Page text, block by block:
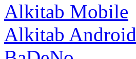
Alkitab Mobile
Alkitab Android